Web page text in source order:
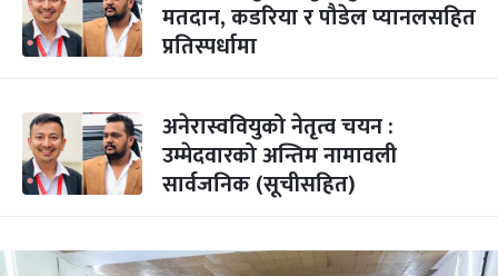
मतदान, कडरिया र पौडेल प्यानलसहित
प्रतिस्पर्धामा
अनेरास्ववियुको नेतृत्व चयन :
उम्मेदवारको अन्तिम नामावली
सार्वजनिक (सूचीसहित)